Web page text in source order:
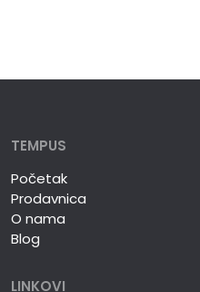
TEMPUS
Početak
Prodavnica
O nama
Blog
LINKOVI